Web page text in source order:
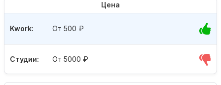
Цена
Студии: От 5000 ₽
Kwork: От 500 ₽